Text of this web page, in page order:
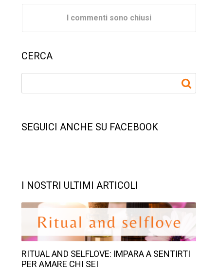
I commenti sono chiusi
CERCA
SEGUICI ANCHE SU FACEBOOK
I NOSTRI ULTIMI ARTICOLI
RITUAL AND SELFLOVE: IMPARA A SENTIRTI
PER AMARE CHI SEI